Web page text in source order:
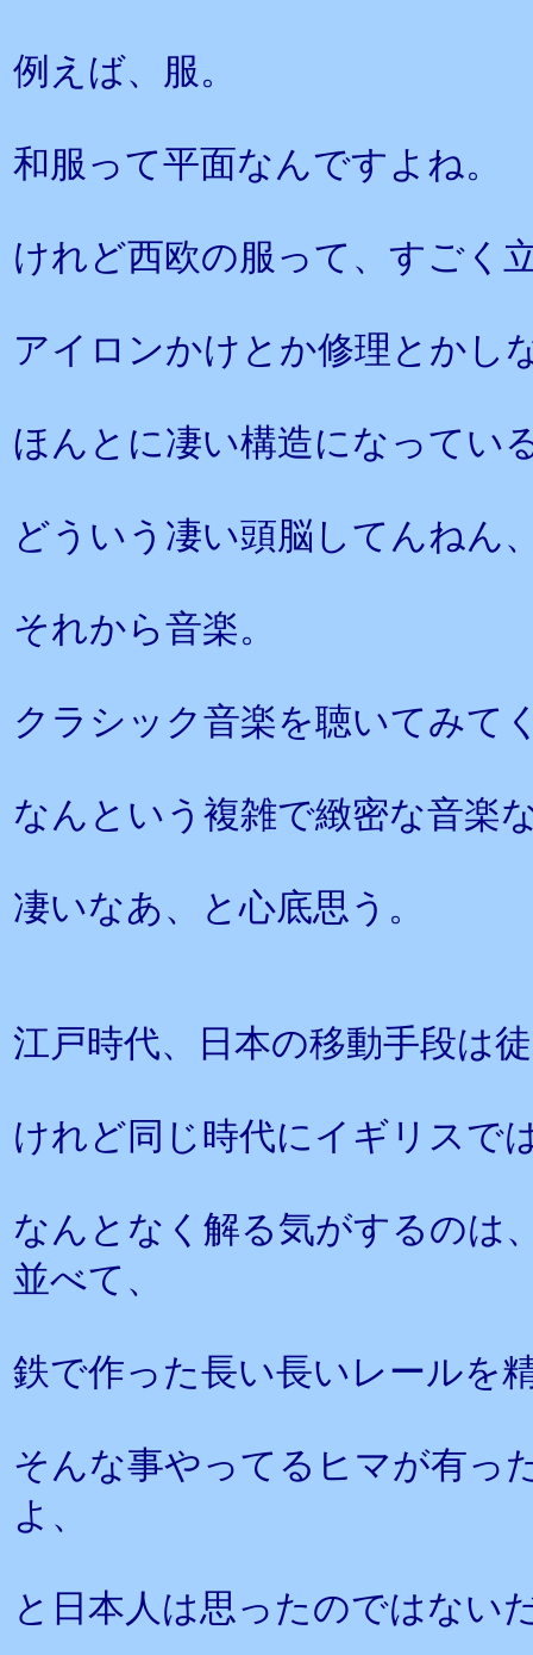
例えば、服。
和服って平面なんですよね。
けれど西欧の服って、すごく
アイロンかけとか修理とかし
ほんとに凄い構造になってい
どういう凄い頭脳してんねん
それから音楽。
クラシック音楽を聴いてみて
なんという複雑で緻密な音楽
凄いなあ、と心底思う。
江戸時代、日本の移動手段は
けれど同じ時代にイギリスで
なんとなく解る気がするのは
並べて、
鉄で作った長い長いレールを
そんな事やってるヒマが有っ
よ、
と日本人は思ったのではない